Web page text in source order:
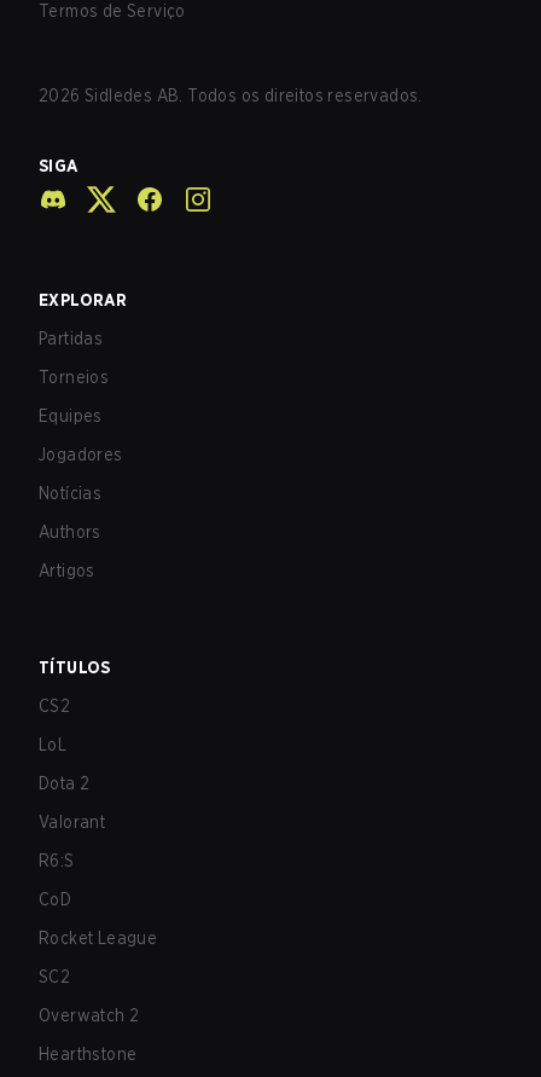
Termos de Serviço
2026 Sidledes AB. Todos os direitos reservados.
SIGA
EXPLORAR
Partidas
Torneios
Equipes
Jogadores
Notícias
Authors
Artigos
TÍTULOS
CS2
LoL
Dota 2
Valorant
R6:S
CoD
Rocket League
SC2
Overwatch 2
Hearthstone